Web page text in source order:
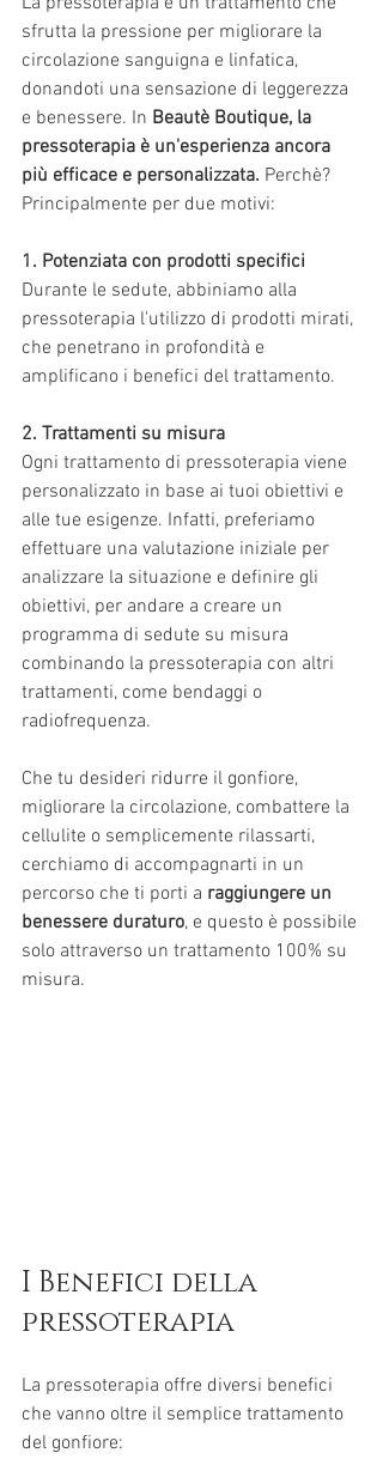
sfrutta la pressione per migliorare la
circolazione sanguigna e linfatica,
donandoti una sensazione di leggerezza
e benessere. In Beautè Boutique, la
pressoterapia è un'esperienza ancora
più efficace e personalizzata. Perchè?
Principalmente per due motivi:
1. Potenziata con prodotti specifici
Durante le sedute, abbiniamo alla
pressoterapia l'utilizzo di prodotti mirati,
che penetrano in profondità e
amplificano i benefici del trattamento.
2. Trattamenti su misura
Ogni trattamento di pressoterapia viene
personalizzato in base ai tuoi obiettivi e
alle tue esigenze. Infatti, preferiamo
effettuare una valutazione iniziale per
analizzare la situazione e definire gli
obiettivi, per andare a creare un
programma di sedute su misura
combinando la pressoterapia con altri
trattamenti, come bendaggi o
radiofrequenza.
Che tu desideri ridurre il gonfiore,
migliorare la circolazione, combattere la
cellulite o semplicemente rilassarti,
cerchiamo di accompagnarti in un
percorso che ti porti a raggiungere un
benessere duraturo, e questo è possibile
solo attraverso un trattamento 100% su
misura.
I Benefici della
pressoterapia
La pressoterapia offre diversi benefici
che vanno oltre il semplice trattamento
del gonfiore: